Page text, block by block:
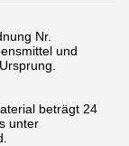
Nr.
und
beträgt 24
unter